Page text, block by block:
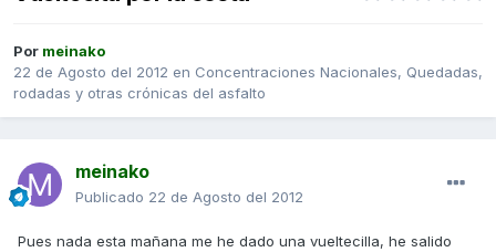
Por meinako
22 de Agosto del 2012 en Concentraciones Nacionales, Quedadas,
rodadas y otras crónicas del asfalto
meinako
Publicado 22 de Agosto del 2012
Pues nada esta mañana me he dado una vueltecilla, he salido